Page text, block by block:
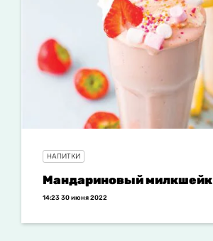
НАПИТКИ
Мандариновый милкшейк
14:23 30 июня 2022